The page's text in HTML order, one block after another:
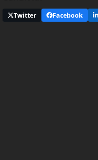
Twitter Facebook